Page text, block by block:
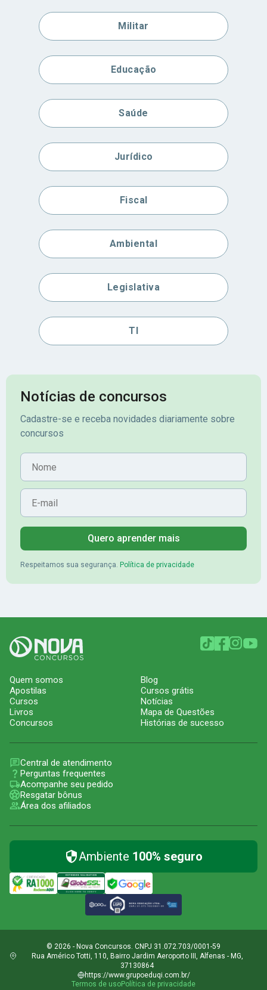
Militar
Educação
Saúde
Jurídico
Fiscal
Ambiental
Legislativa
TI
Notícias de concursos
Cadastre-se e receba novidades diariamente sobre
concursos
Nome
E-mail
Quero aprender mais
Respeitamos sua segurança. Política de privacidade
Quem somos
Apostilas
Cursos
Livros
Concursos
Blog
Cursos grátis
Notícias
Mapa de Questões
Histórias de sucesso
Central de atendimento
Perguntas frequentes
Acompanhe seu pedido
Resgatar bônus
Área dos afiliados
Ambiente 100% seguro
© 2026 - Nova Concursos. CNPJ 31.072.703/0001-59
Rua Américo Totti, 110, Bairro Jardim Aeroporto III, Alfenas - MG,
37130864
https://www.grupoeduqi.com.br/
Termos de usoPolítica de privacidade